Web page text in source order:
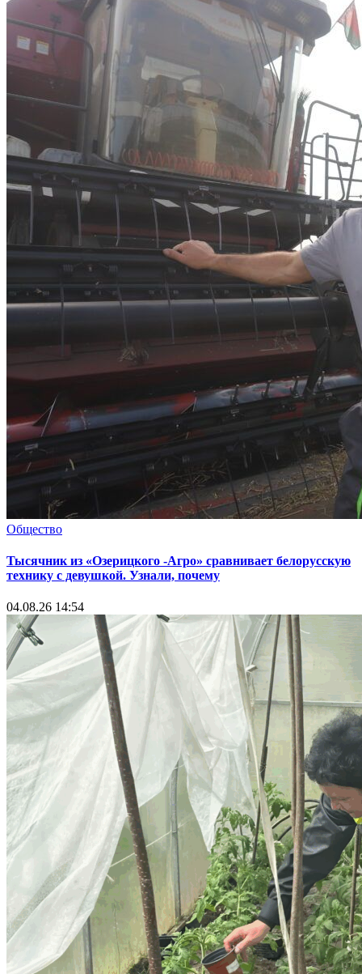
Общество
Тысячник из «Озерицкого -Агро» сравнивает белорусскую
технику с девушкой. Узнали, почему
04.08.26 14:54